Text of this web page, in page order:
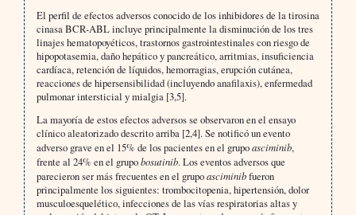
El perfil de efectos adversos conocido de los inhibidores de la tirosina
cinasa BCR-ABL incluye principalmente la disminución de los tres
linajes hematopoyéticos, trastornos gastrointestinales con riesgo de
hipopotasemia, daño hepático y pancreático, arritmias, insuficiencia
cardíaca, retención de líquidos, hemorragias, erupción cutánea,
reacciones de hipersensibilidad (incluyendo anafilaxis), enfermedad
pulmonar intersticial y mialgia [3,5].
La mayoría de estos efectos adversos se observaron en el ensayo
clínico aleatorizado descrito arriba [2,4]. Se notificó un evento
adverso grave en el 15% de los pacientes en el grupoasciminib,
frente al 24% en el grupobosutinib. Los eventos adversos que
parecieron ser más frecuentes en el grupoasciminibfueron
principalmente los siguientes: trombocitopenia, hipertensión, dolor
musculoesquelético, infecciones de las vías respiratorias altas y